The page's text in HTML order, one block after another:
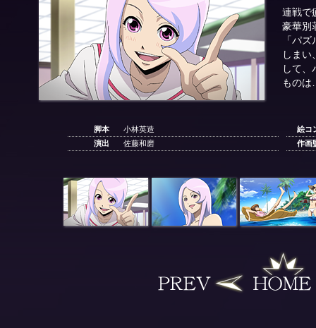
連戦で
豪華別
「パ
しまい
して、
もの
脚本 小林英造
絵コ
演出
佐藤和磨 作画